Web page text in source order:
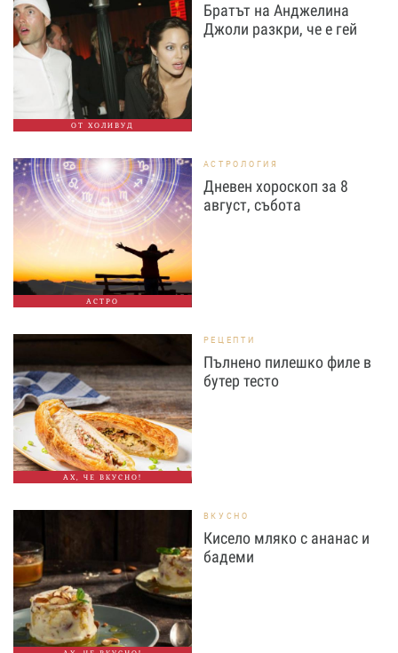
ОТ ХОЛИВУД
Братът на Анджелина
Джоли разкри, че е гей
АСТРО
АСТРОЛОГИЯ
Дневен хороскоп за 8
август, събота
АХ, ЧЕ ВКУСНО!
РЕЦЕПТИ
Пълнено пилешко филе в
бутер тесто
ВКУСНО
Кисело мляко с ананас и
бадеми